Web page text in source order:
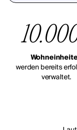
werden bereits
verwaltet.